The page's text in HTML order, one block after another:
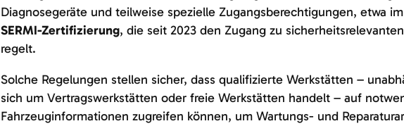
Diagnosegeräte und teilweise spezielle Zugangsberechtigungen, etwa
SERMI-Zertifizierung, die seit 2023 den Zugang zu
regelt.
Solche Regelungen stellen sicher, dass qualifizierte Werkstätten –
sich um Vertragswerkstätten oder freie Werkstätten handelt – auf
Fahrzeuginformationen zugreifen können, um Wartungs- und